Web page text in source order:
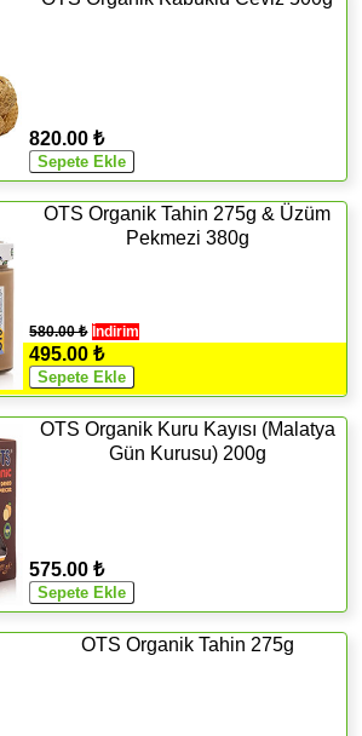
820.00 ₺
OTS Organik Tahin 275g & Üzüm
Pekmezi 380g
580.00 ₺ İndirim
495.00 ₺
OTS Organik Kuru Kayısı (Malatya
Gün Kurusu) 200g
575.00 ₺
OTS Organik Tahin 275g